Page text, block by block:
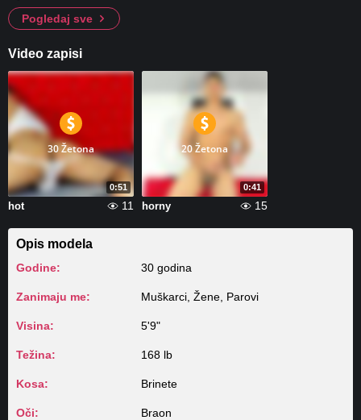
Pogledaj sve
Video zapisi
0:51
30 Žetona
hot 11
0:41
20 Žetona
horny 15
Opis modela
Godine: 30 godina
Zanimaju me: Muškarci, Žene, Parovi
Visina: 5'9"
Težina: 168 lb
Kosa: Brinete
Oči: Braon